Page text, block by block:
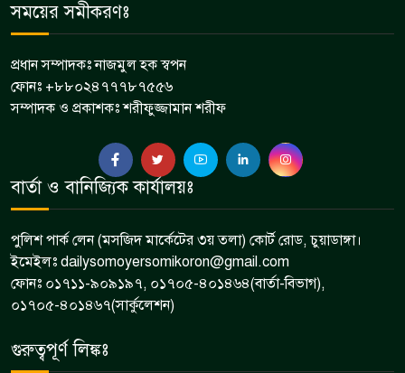
জামে মসজিদের উদ্বোধন
অভিযানে আটক ৩
৭
আলমডাঙ্গায় লাটাহাম্বা-মোটরসাইকেল
সংঘর্ষে একজন নিহত
৮
সময়ের সমীকরণঃ
প্রধান সম্পাদকঃ নাজমুল হক স্বপন
ফোনঃ +৮৮০২৪৭৭৭৮৭৫৫৬
সম্পাদক ও প্রকাশকঃ শরীফুজ্জামান শরীফ
বার্তা ও বানিজ্যিক কার্যালয়ঃ
পুলিশ পার্ক লেন (মসজিদ মার্কেটের ৩য় তলা) কোর্ট রোড, চুয়াডাঙ্গা।
ইমেইলঃ dailysomoyersomikoron@gmail.com
ফোনঃ ০১৭১১-৯০৯১৯৭, ০১৭০৫-৪০১৪৬৪(বার্তা-বিভাগ),
০১৭০৫-৪০১৪৬৭(সার্কুলেশন)
গুরুত্বপূর্ণ লিঙ্কঃ